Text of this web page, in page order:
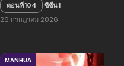
ตอนที่ 104
ซีซั่น 1
26 กรกฎาคม 2026
MANHUA